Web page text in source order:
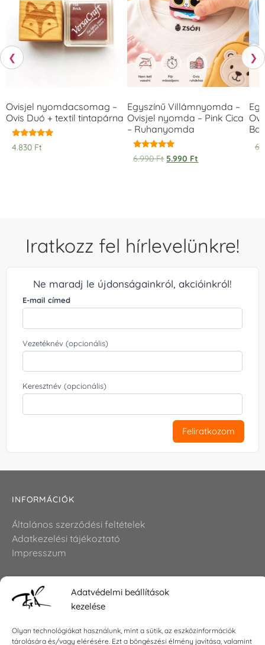
Adatvédelmi beállítások
kezelése
Olyan technológiákat használunk, mint a sütik, az eszközinformációk
tárolására és/vagy elérésére. Ezt a böngészési élmény javítása, valamint
❮
Ovisjel nyomdacsomag –
Ovis Duó + textil tintapárna
Értékelés:
5.00
4.830 Ft
Egyszínű Villámnyomda –
Ovisjel nyomda – Pink Cica
– Ruhanyomda
Értékelés:
5.00
6.990Ft 5.990 Ft
❯
Iratkozz fel hírlevelünkre!
Ne maradj le újdonságainkról, akcióinkról!
E-mail címed
Vezetéknév (opcionális)
Keresztnév (opcionális)
Feliratkozom
INFORMÁCIÓK
Általános szerződési feltételek
Adatkezelési tájékoztató
Impresszum
KAPCSOLAT
Telefon: +36 30 6767872